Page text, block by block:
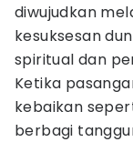
diwujudkan
kesuksesan
spiritual dan
Ketika
kebaikan
berbagi